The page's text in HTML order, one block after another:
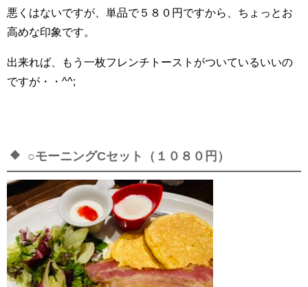
悪くはないですが、単品で５８０円ですから、ちょっとお
高めな印象です。
出来れば、もう一枚フレンチトーストがついているいいの
ですが・・^^;
○モーニングCセット（１０８０円）